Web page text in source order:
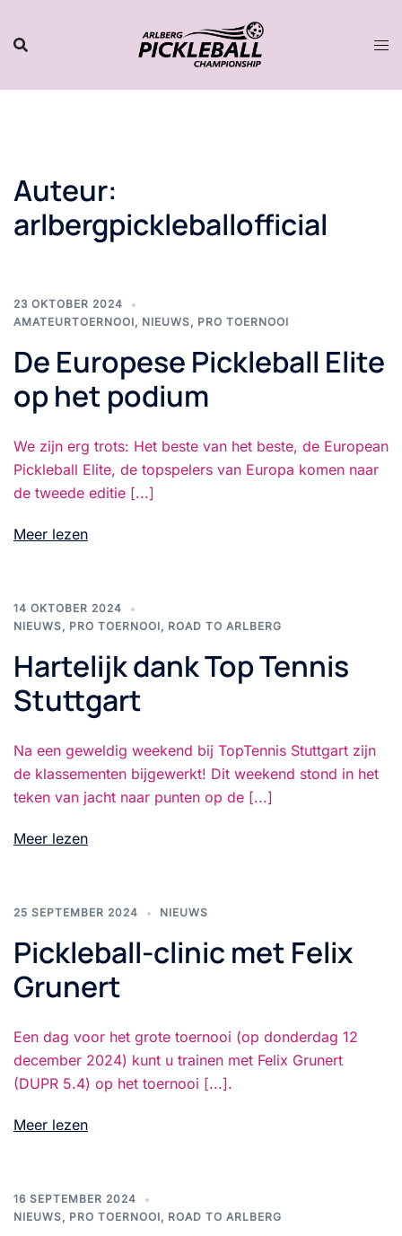
inhoud
gaan
Auteur:
arlbergpickleballofficial
23 OKTOBER 2024
AMATEURTOERNOOI, NIEUWS, PRO TOERNOOI
De Europese Pickleball Elite
op het podium
We zijn erg trots: Het beste van het beste, de European
Pickleball Elite, de topspelers van Europa komen naar
de tweede editie [...]
Meer lezen
14 OKTOBER 2024
NIEUWS, PRO TOERNOOI, ROAD TO ARLBERG
Hartelijk dank Top Tennis
Stuttgart
Na een geweldig weekend bij TopTennis Stuttgart zijn
de klassementen bijgewerkt! Dit weekend stond in het
teken van jacht naar punten op de [...]
Meer lezen
25 SEPTEMBER 2024 NIEUWS
Pickleball-clinic met Felix
Grunert
Een dag voor het grote toernooi (op donderdag 12
december 2024) kunt u trainen met Felix Grunert
(DUPR 5.4) op het toernooi [...].
Meer lezen
16 SEPTEMBER 2024
NIEUWS, PRO TOERNOOI, ROAD TO ARLBERG